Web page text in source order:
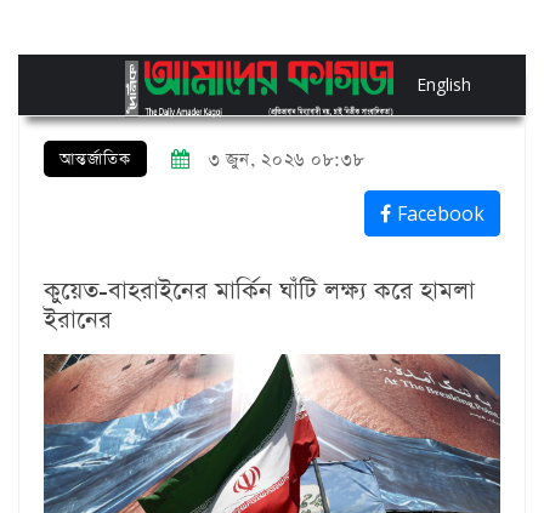
English
আন্তর্জাতিক ৩ জুন, ২০২৬ ০৮:৩৮
Facebook
কুয়েত-বাহরাইনের মার্কিন ঘাঁটি লক্ষ্য করে হামলা
ইরানের